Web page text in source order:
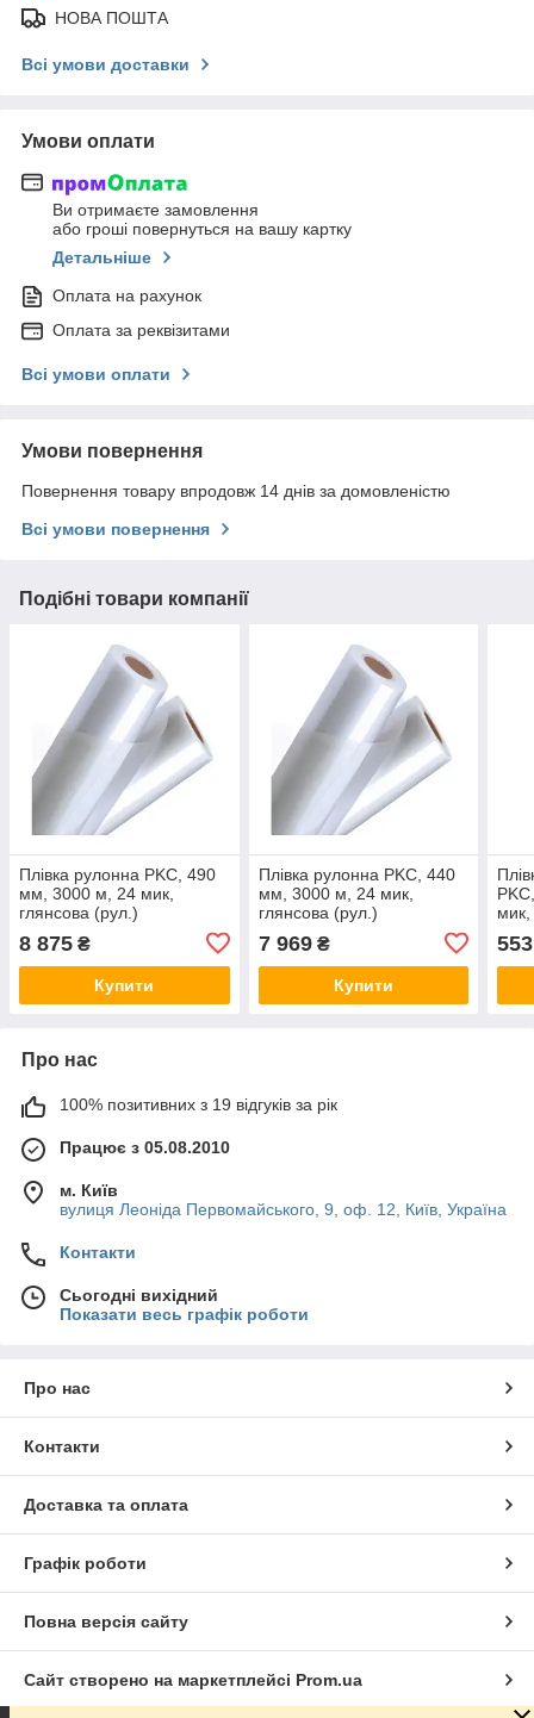
НОВА ПОШТА
Всі умови доставки
Умови оплати
Ви отримаєте замовлення
або гроші повернуться на вашу картку
Детальніше
Оплата на рахунок
Оплата за реквізитами
Всі умови оплати
Умови повернення
Повернення товару впродовж 14 днів за домовленістю
Всі умови повернення
Подібні товари компанії
Плівка рулонна PKC, 490
мм, 3000 м, 24 мик,
глянсова (рул.)
8 875 ₴
Купити
Плівка рулонна PKC, 440
мм, 3000 м, 24 мик,
глянсова (рул.)
7 969₴
Купити
мик,
553
Про нас
100% позитивних з 19 відгуків за рік
Працює з 05.08.2010
м. Київ
вулиця Леоніда Первомайського, 9, оф. 12, Київ, Україна
Контакти
Сьогодні вихідний
Показати весь графік роботи
Про нас
Контакти
Доставка та оплата
Графік роботи
Повна версія сайту
Сайт створено на маркетплейсі Prom.ua